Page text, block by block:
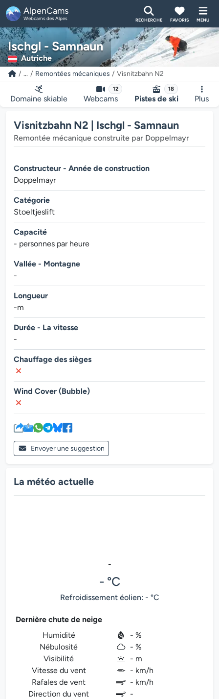
AlpenCams
Webcams des Alpes RECHERCHE FAVORIS MENU
Ischgl - Samnaun
Autriche
... Remontées mécaniques Visnitzbahn N2
Domaine skiable
12
Webcams
18
Pistes de ski Plus
Visnitzbahn N2 | Ischgl - Samnaun
Remontée mécanique construite par Doppelmayr
Constructeur - Année de construction
Doppelmayr
Catégorie
Stoeltjeslift
Capacité
- personnes par heure
Vallée - Montagne
-
Longueur
-m
Durée - La vitesse
-
Chauffage des sièges
Wind Cover (Bubble)
Envoyer une suggestion
La météo actuelle
-
- °C
Refroidissement éolien: - °C
Dernière chute de neige
Humidité
- %
Nébulosité
- %
Visibilité
- m
Vitesse du vent
- km/h
Rafales de vent
- km/h
Direction du vent
-